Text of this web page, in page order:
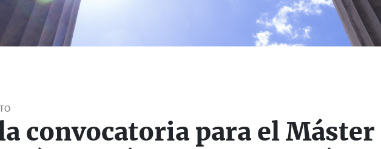
convocatoria para el Máster